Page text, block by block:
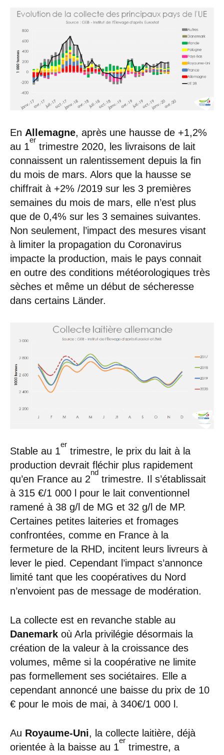
En Allemagne, après une hausse de +1,2%
au 1
er
trimestre 2020, les livraisons de lait
connaissent un ralentissement depuis la fin
du mois de mars. Alors que la hausse se
chiffrait à +2% /2019 sur les 3 premières
semaines du mois de mars, elle n’est plus
que de 0,4% sur les 3 semaines suivantes.
Non seulement, l’impact des mesures visant
à limiter la propagation du Coronavirus
impacte la production, mais le pays connait
en outre des conditions météorologiques très
sèches et même un début de sécheresse
dans certains Länder.
Stable au 1
er
trimestre, le prix du lait à la
production devrait fléchir plus rapidement
qu’en France au 2
nd
trimestre. Il s’établissait
à 315 €/1 000 l pour le lait conventionnel
ramené à 38 g/l de MG et 32 g/l de MP.
Certaines petites laiteries et fromages
confrontées, comme en France à la
fermeture de la RHD, incitent leurs livreurs à
lever le pied. Cependant l’impact s’annonce
limité tant que les coopératives du Nord
n’envoient pas de message de modération.
La collecte est en revanche stable au
Danemark où Arla privilégie désormais la
création de la valeur à la croissance des
volumes, même si la coopérative ne limite
pas formellement ses sociétaires. Elle a
cependant annoncé une baisse du prix de 10
€ pour le mois de mai, à 340€/1 000 l.
Au Royaume-Uni, la collecte laitière, déjà
orientée à la baisse au 1
er
trimestre, a